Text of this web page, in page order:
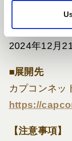
■展開開始日
2024年12月
■展開先
カプコンネ
https://
【注意事項】